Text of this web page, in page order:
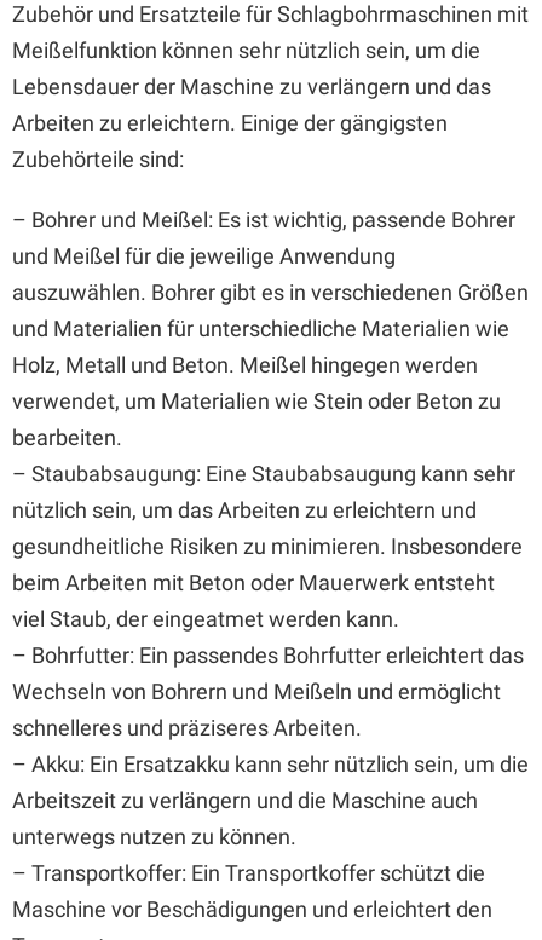
Zubehör und Ersatzteile für Schlagbohrmaschinen mit
Meißelfunktion können sehr nützlich sein, um die
Lebensdauer der Maschine zu verlängern und das
Arbeiten zu erleichtern. Einige der gängigsten
Zubehörteile sind:
– Bohrer und Meißel: Es ist wichtig, passende Bohrer
und Meißel für die jeweilige Anwendung
auszuwählen. Bohrer gibt es in verschiedenen Größen
und Materialien für unterschiedliche Materialien wie
Holz, Metall und Beton. Meißel hingegen werden
verwendet, um Materialien wie Stein oder Beton zu
bearbeiten.
– Staubabsaugung: Eine Staubabsaugung kann sehr
nützlich sein, um das Arbeiten zu erleichtern und
gesundheitliche Risiken zu minimieren. Insbesondere
beim Arbeiten mit Beton oder Mauerwerk entsteht
viel Staub, der eingeatmet werden kann.
– Bohrfutter: Ein passendes Bohrfutter erleichtert das
Wechseln von Bohrern und Meißeln und ermöglicht
schnelleres und präziseres Arbeiten.
– Akku: Ein Ersatzakku kann sehr nützlich sein, um die
Arbeitszeit zu verlängern und die Maschine auch
unterwegs nutzen zu können.
– Transportkoffer: Ein Transportkoffer schützt die
Maschine vor Beschädigungen und erleichtert den